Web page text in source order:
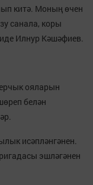
китә. Моның өчен
санала, коры
Илнур Кәшәфиев.
ояларын
белән
исәпләнгәнен.
эшләгәнен